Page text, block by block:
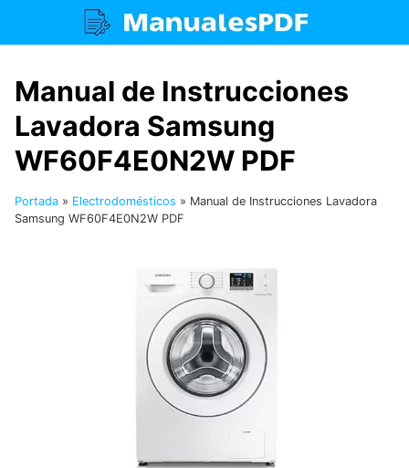
Manual de Instrucciones
Lavadora Samsung
WF60F4E0N2W PDF
Portada » Electrodomésticos » Manual de Instrucciones Lavadora
Samsung WF60F4E0N2W PDF